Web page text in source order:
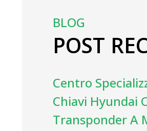
BLOG
POST
Centro
Chiavi Hyundai
Transponder A